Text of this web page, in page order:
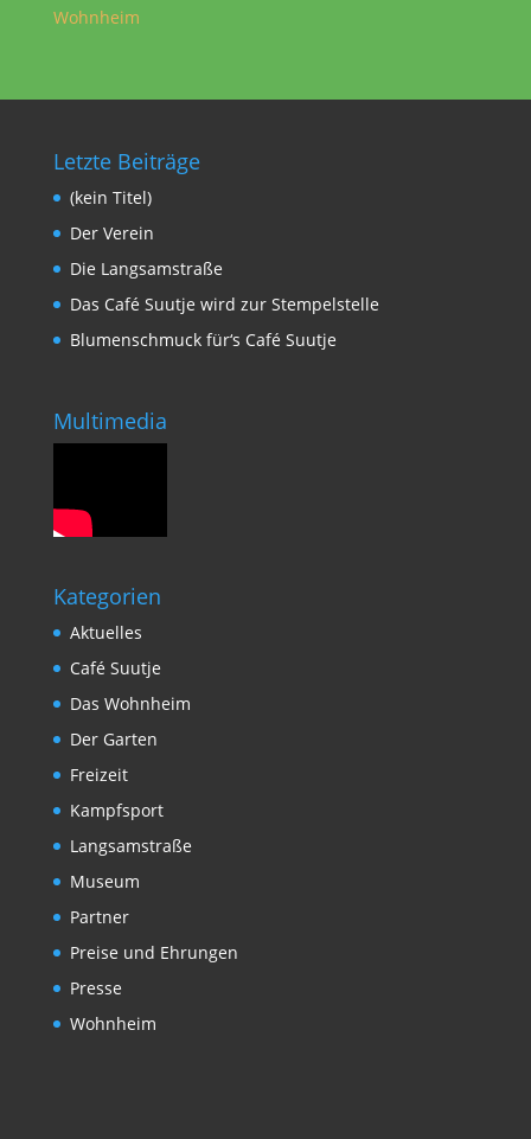
Wohnheim
Letzte Beiträge
(kein Titel)
Der Verein
Die Langsamstraße
Das Café Suutje wird zur Stempelstelle
Blumenschmuck für‘s Café Suutje
Multimedia
Kategorien
Aktuelles
Café Suutje
Das Wohnheim
Der Garten
Freizeit
Kampfsport
Langsamstraße
Museum
Partner
Preise und Ehrungen
Presse
Wohnheim